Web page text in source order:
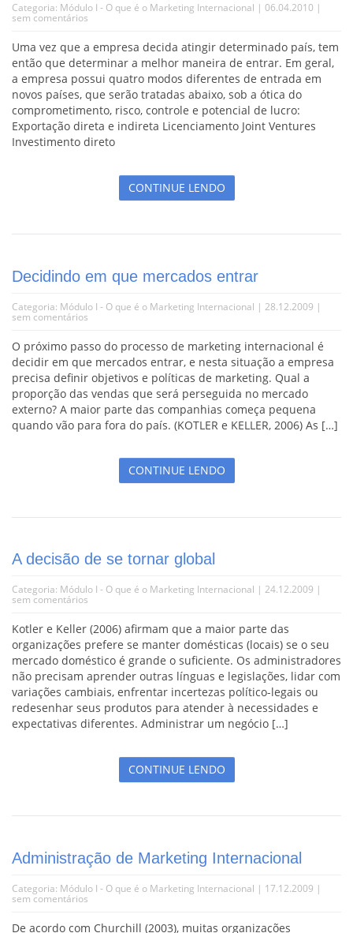
Categoria: Módulo I - O que é o Marketing Internacional | 06.04.2010 |
sem comentários
Uma vez que a empresa decida atingir determinado país, tem
então que determinar a melhor maneira de entrar. Em geral,
a empresa possui quatro modos diferentes de entrada em
novos países, que serão tratadas abaixo, sob a ótica do
comprometimento, risco, controle e potencial de lucro:
Exportação direta e indireta Licenciamento Joint Ventures
Investimento direto
CONTINUE LENDO
Decidindo em que mercados entrar
Categoria: Módulo I - O que é o Marketing Internacional | 28.12.2009 |
sem comentários
O próximo passo do processo de marketing internacional é
decidir em que mercados entrar, e nesta situação a empresa
precisa definir objetivos e políticas de marketing. Qual a
proporção das vendas que será perseguida no mercado
externo? A maior parte das companhias começa pequena
quando vão para fora do país. (KOTLER e KELLER, 2006) As […]
CONTINUE LENDO
A decisão de se tornar global
Categoria: Módulo I - O que é o Marketing Internacional | 24.12.2009 |
sem comentários
Kotler e Keller (2006) afirmam que a maior parte das
organizações prefere se manter domésticas (locais) se o seu
mercado doméstico é grande o suficiente. Os administradores
não precisam aprender outras línguas e legislações, lidar com
variações cambiais, enfrentar incertezas político-legais ou
redesenhar seus produtos para atender à necessidades e
expectativas diferentes. Administrar um negócio […]
CONTINUE LENDO
Administração de Marketing Internacional
Categoria: Módulo I - O que é o Marketing Internacional | 17.12.2009 |
sem comentários
De acordo com Churchill (2003), muitas organizações